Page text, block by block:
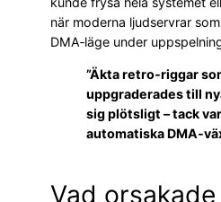
när moderna ljud­servrar
DMA‑läge under
”Äkta retro‑riggar
uppgraderades till
sig plötsligt – tack
automatiska
Vad orsakade